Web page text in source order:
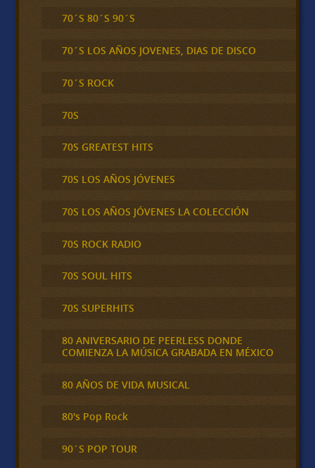
70´S 80´S 90´S
70´S LOS AÑOS JOVENES, DIAS DE DISCO
70´S ROCK
70S
70S GREATEST HITS
70S LOS AÑOS JÓVENES
70S LOS AÑOS JÓVENES LA COLECCIÓN
70S ROCK RADIO
70S SOUL HITS
70S SUPERHITS
80 ANIVERSARIO DE PEERLESS DONDE
COMIENZA LA MÚSICA GRABADA EN MÉXICO
80 AÑOS DE VIDA MUSICAL
80's Pop Rock
90´S POP TOUR